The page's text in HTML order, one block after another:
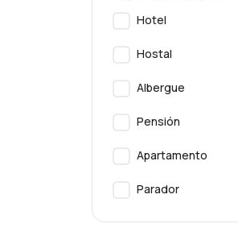
Hotel
Hostal
Albergue
Pensión
Apartamento
Parador